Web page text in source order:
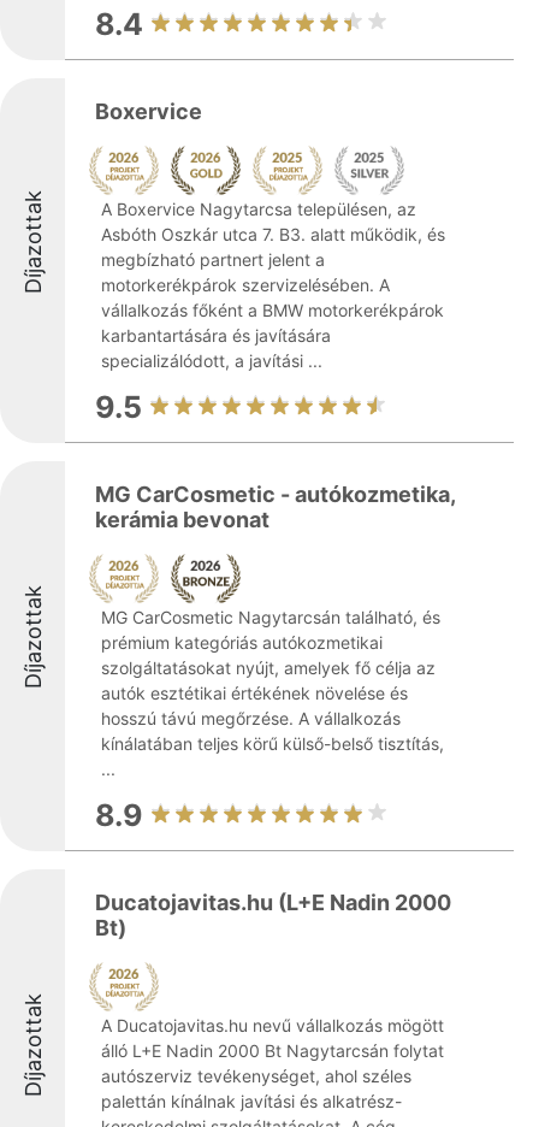
8.4
Díjazottak
Boxervice
A Boxervice Nagytarcsa településen, az
Asbóth Oszkár utca 7. B3. alatt működik, és
megbízható partnert jelent a
motorkerékpárok szervizelésében. A
vállalkozás főként a BMW motorkerékpárok
karbantartására és javítására
specializálódott, a javítási ...
9.5
Díjazottak
MG CarCosmetic - autókozmetika,
kerámia bevonat
MG CarCosmetic Nagytarcsán található, és
prémium kategóriás autókozmetikai
szolgáltatásokat nyújt, amelyek fő célja az
autók esztétikai értékének növelése és
hosszú távú megőrzése. A vállalkozás
kínálatában teljes körű külső-belső tisztítás,
...
8.9
Díjazottak
Ducatojavitas.hu (L+E Nadin 2000
Bt)
A Ducatojavitas.hu nevű vállalkozás mögött
álló L+E Nadin 2000 Bt Nagytarcsán folytat
autószerviz tevékenységet, ahol széles
palettán kínálnak javítási és alkatrész-